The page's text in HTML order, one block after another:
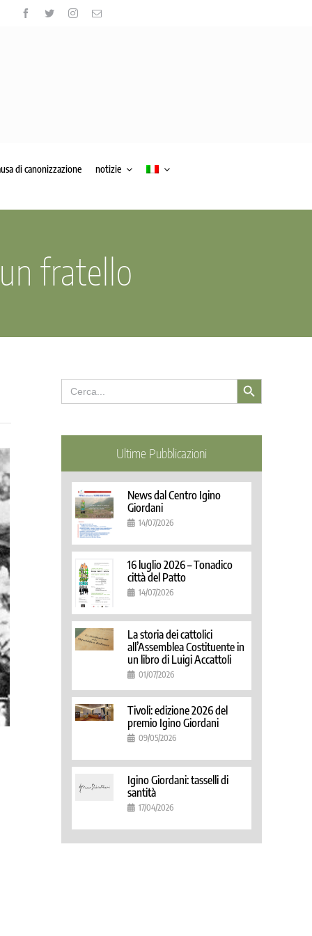
di canonizzazione notizie
fratello
Search
for:
Search Button
Ultime Pubblicazioni
News dal Centro Igino
Giordani
14/07/2026
16 luglio 2026 – Tonadico
città del Patto
14/07/2026
La storia dei cattolici
all’Assemblea Costituente in
un libro di Luigi Accattoli
01/07/2026
Tivoli: edizione 2026 del
premio Igino Giordani
09/05/2026
Igino Giordani: tasselli di
santità
17/04/2026